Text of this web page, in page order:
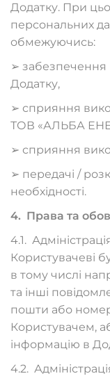
Додатку. При
персональних
обмежуючись:
➢ забезпечення
Додатку,
➢ сприяння
ТОВ «АЛЬБА
➢ сприяння
➢ передачі /
необхідності.
4. Права та
4.1.
Користувачеві
в тому числі
та інші
пошти або
Користувачем,
інформацію в
4.2.